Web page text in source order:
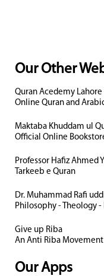
Our Other
Quran Acedemy Lahore
Online Quran and
Maktaba Khuddam ul
Official Online
Professor Hafiz Ahmed
Tarkeeb e Quran
Dr. Muhammad Rafi
Philosophy - Theology -
Give up Riba
An Anti Riba Movement
Our Apps